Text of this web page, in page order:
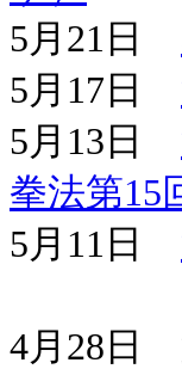
5月21日
5月17日
5月13日
拳法第15
5月11日
4月28日